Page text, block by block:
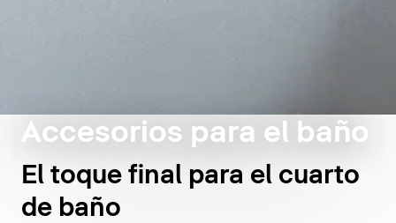
Accesorios para el baño
El toque final para el cuarto
de baño